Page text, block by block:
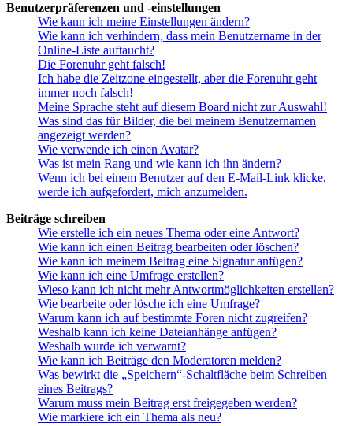
Benutzerpräferenzen und -einstellungen
Wie kann ich meine Einstellungen ändern?
Wie kann ich verhindern, dass mein Benutzername in der
Online-Liste auftaucht?
Die Forenuhr geht falsch!
Ich habe die Zeitzone eingestellt, aber die Forenuhr geht
immer noch falsch!
Meine Sprache steht auf diesem Board nicht zur Auswahl!
Was sind das für Bilder, die bei meinem Benutzernamen
angezeigt werden?
Wie verwende ich einen Avatar?
Was ist mein Rang und wie kann ich ihn ändern?
Wenn ich bei einem Benutzer auf den E-Mail-Link klicke,
werde ich aufgefordert, mich anzumelden.
Beiträge schreiben
Wie erstelle ich ein neues Thema oder eine Antwort?
Wie kann ich einen Beitrag bearbeiten oder löschen?
Wie kann ich meinem Beitrag eine Signatur anfügen?
Wie kann ich eine Umfrage erstellen?
Wieso kann ich nicht mehr Antwortmöglichkeiten erstellen?
Wie bearbeite oder lösche ich eine Umfrage?
Warum kann ich auf bestimmte Foren nicht zugreifen?
Weshalb kann ich keine Dateianhänge anfügen?
Weshalb wurde ich verwarnt?
Wie kann ich Beiträge den Moderatoren melden?
Was bewirkt die „Speichern“-Schaltfläche beim Schreiben
eines Beitrags?
Warum muss mein Beitrag erst freigegeben werden?
Wie markiere ich ein Thema als neu?